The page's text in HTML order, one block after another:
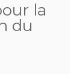
la
du